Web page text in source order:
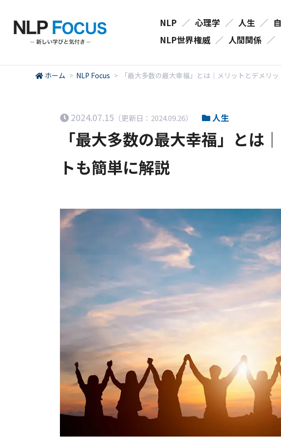
NLP ／ 心理学 ／ 人生 ／
NLP世界権威 ／ 人間関係 ／
ホーム > NLP Focus > 「最大多数の最大幸福」とは｜メリットとデメリ
2024.07.15 （更新日：2024.09.26） 人生
「最大多数の最大幸福」とは
トも簡単に解説